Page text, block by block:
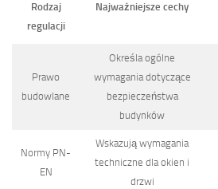
Rodzaj
regulacji
Najważniejsze cechy
Prawo
budowlane
Określa ogólne
wymagania dotyczące
bezpieczeństwa
budynków
Normy PN-
EN
Wskazują wymagania
techniczne dla okien i
drzwi